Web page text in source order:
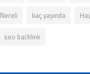
Nereli kaç yaşında
seo backlink